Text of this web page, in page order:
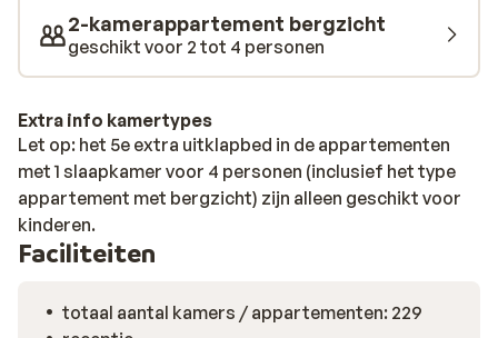
ontspannen in de sauna. Voor de kinderen worden er
ook regelmatig leuke activiteiten georganiseerd. Het
sfeervolle centrum van Valmeinier ligt op loopafstand.
gezellige bars. Heb je geen zin om 's avonds de deur
nog uit te gaan? In de résidence zelf zitten 2 leuke
restaurant waar je kunt genieten van een heerlijk Frans
diner. Kortom, alles is hier aanwezig om er een
geweldige wintersport van te maken!
2-kamerappartement bergzicht
geschikt voor 2 tot 4 personen
Extra info kamertypes
Let op: het 5e extra uitklapbed in de appartementen
met 1 slaapkamer voor 4 personen (inclusief het type
appartement met bergzicht) zijn alleen geschikt voor
kinderen.
Faciliteiten
totaal aantal kamers / appartementen: 229